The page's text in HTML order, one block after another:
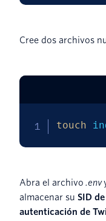
Cree dos archivos
touch
Abra el archivo .env
almacenar su SID
autenticación de